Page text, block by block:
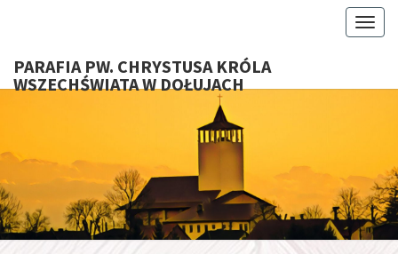
PARAFIA PW. CHRYSTUSA KRÓLA
WSZECHŚWIATA W DOŁUJACH